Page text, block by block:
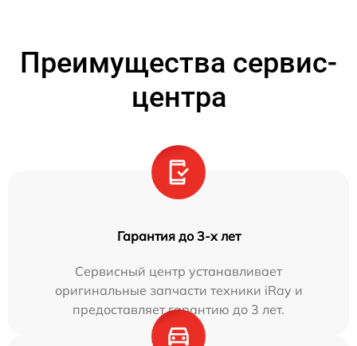
Преимущества сервис-
центра
Гарантия до 3-х лет
Сервисный центр устанавливает
оригинальные запчасти техники iRay и
предоставляет гарантию до 3 лет.